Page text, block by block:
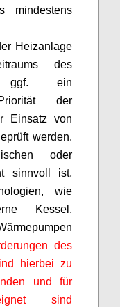
mindestens
Heizanlage
des
ggf. ein
der
Einsatz von
werden.
oder
sinnvoll ist,
wie
Kessel,
des
hierbei zu
und für
sind